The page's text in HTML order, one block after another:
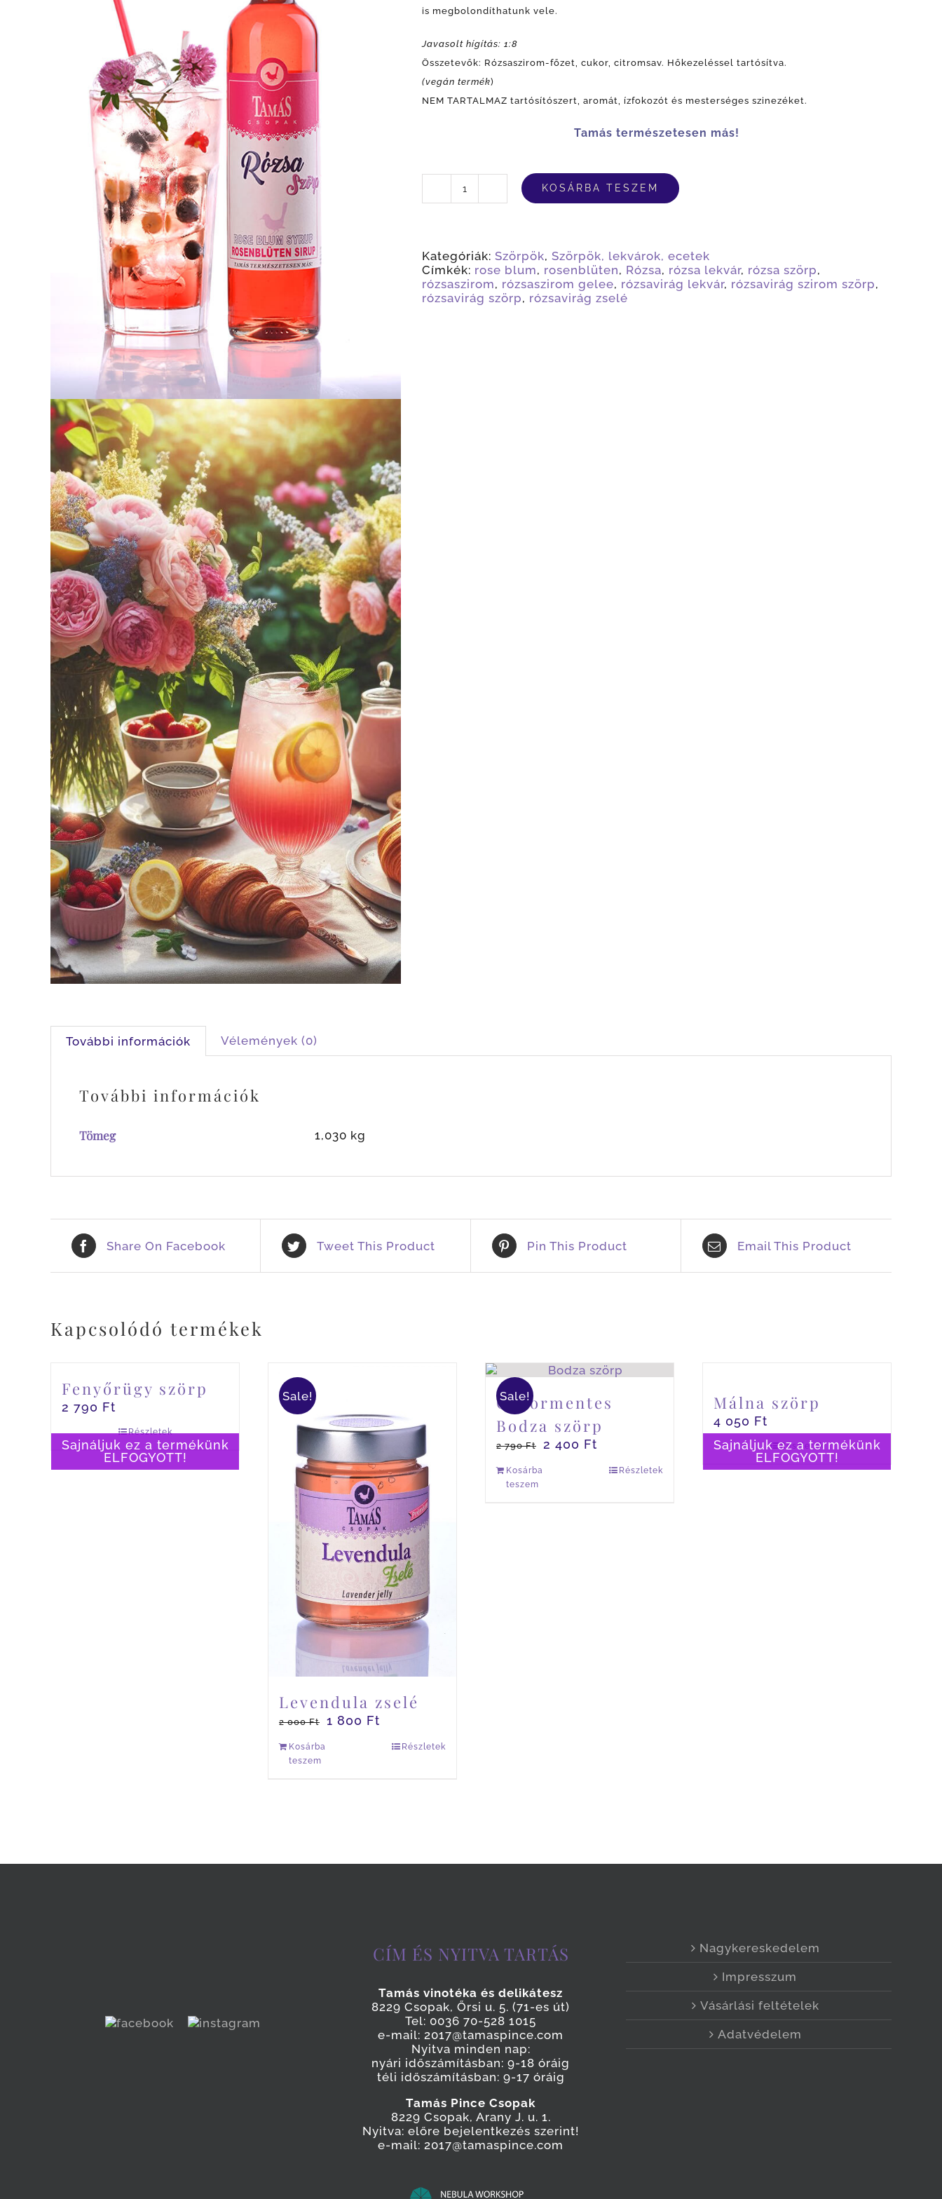
is megbolondíthatunk vele.
Javasolt hígítás: 1:8
Összetevők: Rózsaszirom-főzet, cukor, citromsav. Hőkezeléssel tartósítva.
(vegán termék)
NEM TARTALMAZ tartósítószert, aromát, ízfokozót és mesterséges szinezéket.
Tamás természetesen más!
Rózsa
KOSÁRBA TESZEM
Kategóriák: Szörpök, Szörpök, lekvárok, ecetek
Címkék: rose blum, rosenblüten, Rózsa, rózsa lekvár, rózsa szörp,
rózsaszirom, rózsaszirom gelee, rózsavirág lekvár, rózsavirág szirom szörp,
rózsavirág szörp, rózsavirág zselé
További információk Vélemények (0)
További információk
Tömeg 1,030 kg
Share On Facebook Tweet This Product Pin This Product Email This Product
Kapcsolódó termékek
Sajnáljuk ez a termékünk
ELFOGYOTT!
Fenyőrügy szörp
2 790 Ft
Részletek
Sale!
Levendula zselé
2 000Ft 1 800 Ft
Kosárba
teszem
Részletek
Sale!
Cukormentes
Bodza szörp
2 790Ft 2 400 Ft
Kosárba
teszem
Részletek
Sajnáljuk ez a termékünk
ELFOGYOTT!
Málna szörp
4 050 Ft
Részletek
CÍM ÉS NYITVA TARTÁS
Tamás vinotéka és delikátesz
8229 Csopak, Őrsi u. 5. (71-es út)
Tel: 0036 70-528 1015
e-mail: 2017@tamaspince.com
Nyitva minden nap:
nyári időszámításban: 9-18 óráig
téli időszámításban: 9-17 óráig
Tamás Pince Csopak
8229 Csopak, Arany J. u. 1.
Nyitva: előre bejelentkezés szerint!
e-mail: 2017@tamaspince.com
Nagykereskedelem
Impresszum
Vásárlási feltételek
Adatvédelem